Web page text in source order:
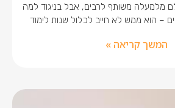
מלמעלה משותף לרבים, אבל בניגוד למה
– הוא ממש לא חייב לכלול שנות לימוד
המשך קריאה »